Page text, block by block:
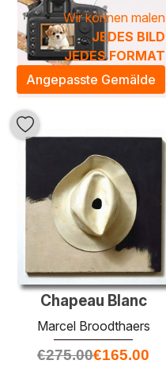
Wir können malen
JEDES BILD
JEDES FORMAT
Angepasste Gemälde
Chapeau Blanc
Marcel Broodthaers
€275.00€165.00